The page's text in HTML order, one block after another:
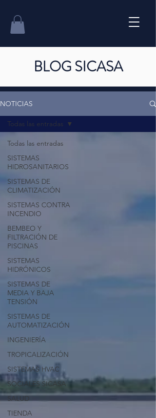
BLOG SICASA
NOTICIAS
Todas las entradas
SISTEMAS
HIDROSANITARIOS
SISTEMAS DE
CLIMATIZACIÓN
SISTEMAS CONTRA
INCENDIO
BEMBEO Y
FILTRACIÓN DE
PISCINAS
SISTEMAS
HIDRÓNICOS
SISTEMAS DE
MEDIA Y BAJA
TENSIÓN
SISTEMAS DE
AUTOMATIZACIÓN
INGENIERÍA
TROPICALIZACIÓN
SISTEMAS HVAC
SOCIALES SICASA
SALUD
TIENDA
Todas las entradas